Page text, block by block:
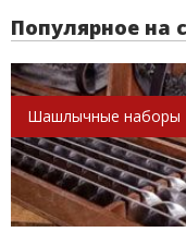
Популярное на
Шашлычные наборы